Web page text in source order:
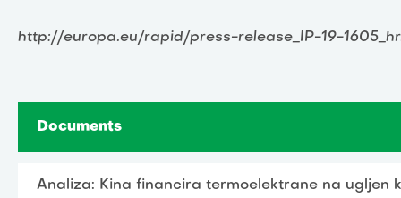
http://europa.eu/rapid/press-release_IP-19-
Documents
Analiza: Kina financira termoelektrane na ugljen